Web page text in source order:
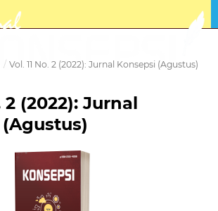
/ Vol. 11 No. 2 (2022): Jurnal Konsepsi (Agustus)
2 (2022): Jurnal